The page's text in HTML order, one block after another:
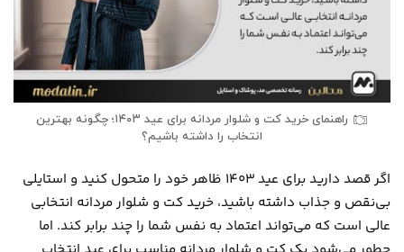
راهنمای خرید کت و شلوار مردانه برای عید ۱۴۰۳؛ چگونه بهترین
انتخاب را داشته باشیم؟
اگر قصد دارید برای عید ۱۴۰۳ ظاهر خود را متحول کنید و استایلی
بی‌نقص و جذاب داشته باشید، خرید کت و شلوار مردانه انتخابی
عالی است که می‌تواند اعتماد به نفس شما را چند برابر کند. اما